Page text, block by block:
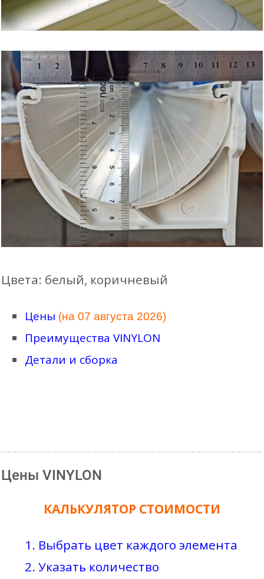
Цвета: белый, коричневый
Цены (на 07 августа 2026)
Преимущества VINYLON
Детали и сборка
Цены VINYLON
КАЛЬКУЛЯТОР СТОИМОСТИ
1. Выбрать цвет каждого элемента
2. Указать количество